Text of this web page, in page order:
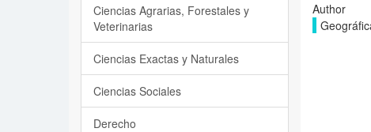
Author
Ciencias Agrarias, Forestales y
Veterinarias
Ciencias Exactas y Naturales
Ciencias Sociales
Derecho